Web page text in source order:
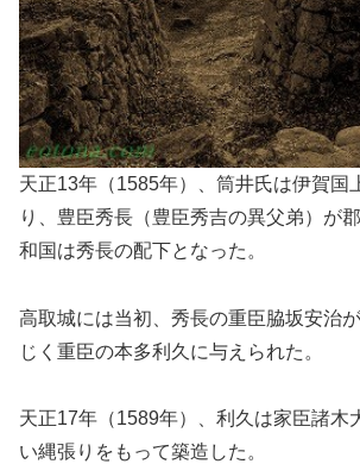
天正13年（1585年）、筒井氏は伊賀国
り、豊臣秀長（豊臣秀吉の異父弟）が
和国は秀長の配下となった。
高取城には当初、秀長の重臣脇坂安治
じく重臣の本多利久に与えられた。
天正17年（1589年）、利久は家臣諸木
い縄張りをもって築造した。